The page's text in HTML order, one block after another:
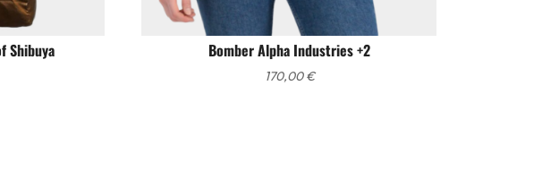
Shibuya Bomber Alpha Industries +2
170,00€